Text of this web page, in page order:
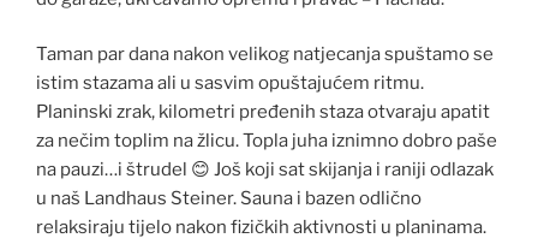
Taman par dana nakon velikog natjecanja spuštamo se
istim stazama ali u sasvim opuštajućem ritmu.
Planinski zrak, kilometri pređenih staza otvaraju apatit
za nečim toplim na žlicu. Topla juha iznimno dobro paše
na pauzi…i štrudel 😊 Još koji sat skijanja i raniji odlazak
u naš Landhaus Steiner. Sauna i bazen odlično
relaksiraju tijelo nakon fizičkih aktivnosti u planinama.